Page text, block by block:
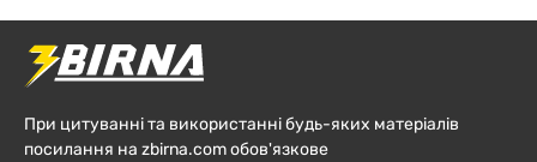
При цитуванні та використанні будь-яких матеріалів
посилання на zbirna.com обов'язкове